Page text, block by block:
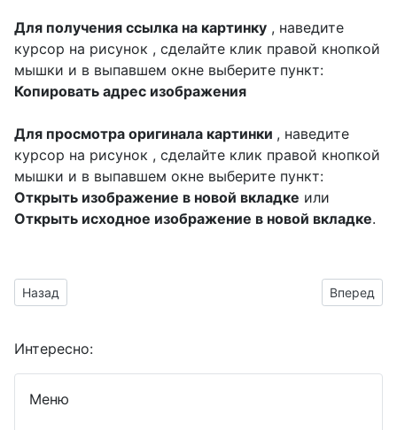
Для получения ссылка на картинку , наведите
курсор на рисунок , сделайте клик правой кнопкой
мышки и в выпавшем окне выберите пункт:
Копировать адрес изображения
Для просмотра оригинала картинки , наведите
курсор на рисунок , сделайте клик правой кнопкой
мышки и в выпавшем окне выберите пункт:
Открыть изображение в новой вкладке или
Открыть исходное изображение в новой вкладке.
Предыдущий материал: 30 лет юбилей — красивые
Назад Вперед
Интересно:
Меню